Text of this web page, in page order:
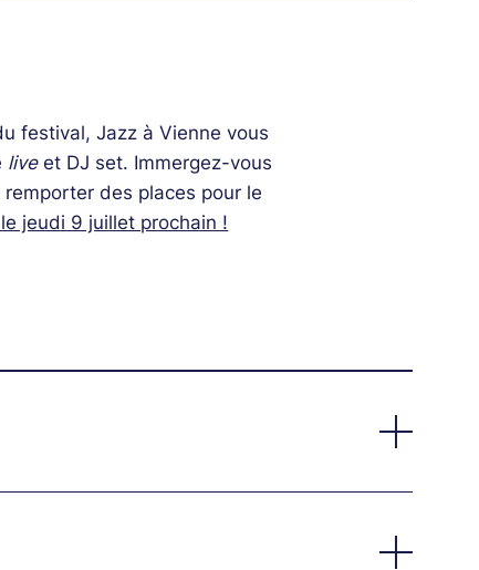
festival, Jazz à Vienne vous
liveet DJ set. Immergez-vous
des places pour le
jeudi 9 juillet prochain !